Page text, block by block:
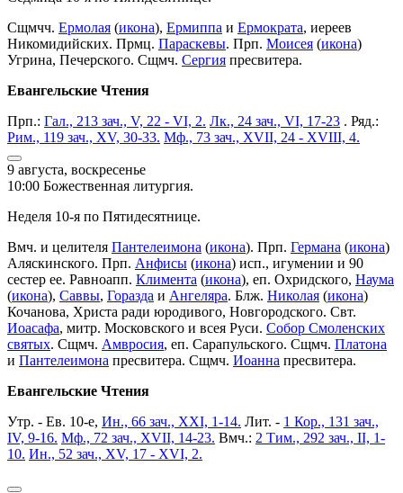
Сщмчч. Ермолая (икона), Ермиппа и Ермократа, иереев
Никомидийских. Прмц. Параскевы. Прп. Моисея (икона)
Угрина, Печерского. Сщмч. Сергия пресвитера.
Евангельские Чтения
Прп.: Гал., 213 зач., V, 22 - VI, 2. Лк., 24 зач., VI, 17-23 . Ряд.:
Рим., 119 зач., XV, 30-33. Мф., 73 зач., XVII, 24 - XVIII, 4.
9 августа, воскресенье
10:00 Божественная литургия.
Неделя 10-я по Пятидесятнице.
Вмч. и целителя Пантелеимона (икона). Прп. Германа (икона)
Аляскинского. Прп. Анфисы (икона) исп., игумении и 90
сестер ее. Равноапп. Климента (икона), еп. Охридского, Наума
(икона), Саввы, Горазда и Ангеляра. Блж. Николая (икона)
Кочанова, Христа ради юродивого, Новгородского. Свт.
Иоасафа, митр. Московского и всея Руси. Собор Смоленских
святых. Сщмч. Амвросия, еп. Сарапульского. Сщмч. Платона
и Пантелеимона пресвитера. Сщмч. Иоанна пресвитера.
Евангельские Чтения
Утр. - Ев. 10-е, Ин., 66 зач., XXI, 1-14. Лит. - 1 Кор., 131 зач.,
IV, 9-16. Мф., 72 зач., XVII, 14-23. Вмч.: 2 Тим., 292 зач., II, 1-
10. Ин., 52 зач., XV, 17 - XVI, 2.